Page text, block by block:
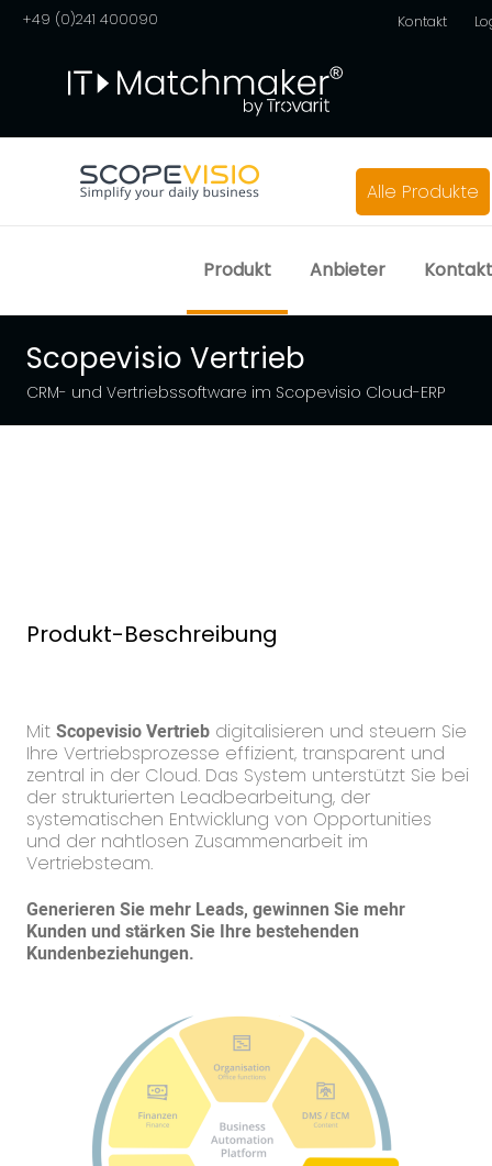
+49 (0)241 400090 Kontakt
Produkt Anbieter Kontakt
Alle Produkte
Scopevisio Vertrieb
CRM- und Vertriebssoftware im Scopevisio Cloud-ERP
Produkt-Beschreibung
MitScopevisio Vertrieb digitalisieren und steuern Sie
Ihre Vertriebsprozesse effizient, transparent und
zentral in der Cloud. Das System unterstützt Sie bei
der strukturierten Leadbearbeitung, der
systematischen Entwicklung von Opportunities
und der nahtlosen Zusammenarbeit im
Vertriebsteam.
Generieren Sie mehr Leads, gewinnen Sie mehr
Kunden und stärken Sie Ihre bestehenden
Kundenbeziehungen.